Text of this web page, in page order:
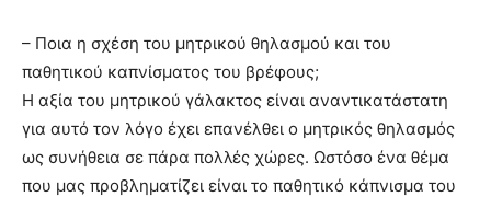
– Ποια η σχέση του μητρικού θηλασμού και του
παθητικού καπνίσματος του βρέφους;
Η αξία του μητρικού γάλακτος είναι αναντικατάστατη
για αυτό τον λόγο έχει επανέλθει ο μητρικός θηλασμός
ως συνήθεια σε πάρα πολλές χώρες. Ωστόσο ένα θέμα
που μας προβληματίζει είναι το παθητικό κάπνισμα του